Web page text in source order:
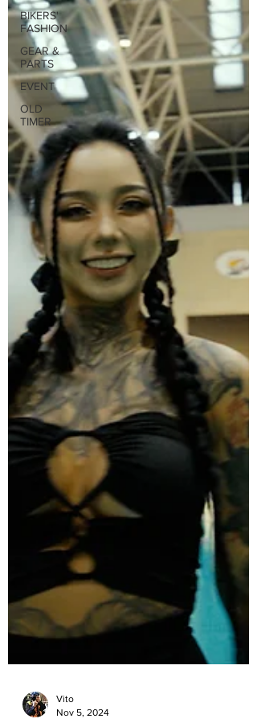
BIKERS'
FASHION
GEAR &
PARTS
EVENT
OLD
TIMER